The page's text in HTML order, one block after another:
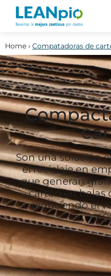
Home › Compatadoras de
Son una solución
el reciclaje en
que generan
cartón en balas
reduciendo el